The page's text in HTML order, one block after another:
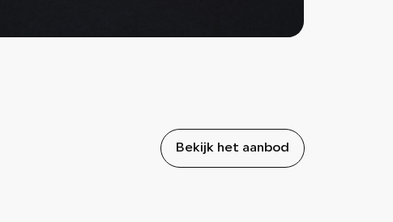
Bekijk het aanbod